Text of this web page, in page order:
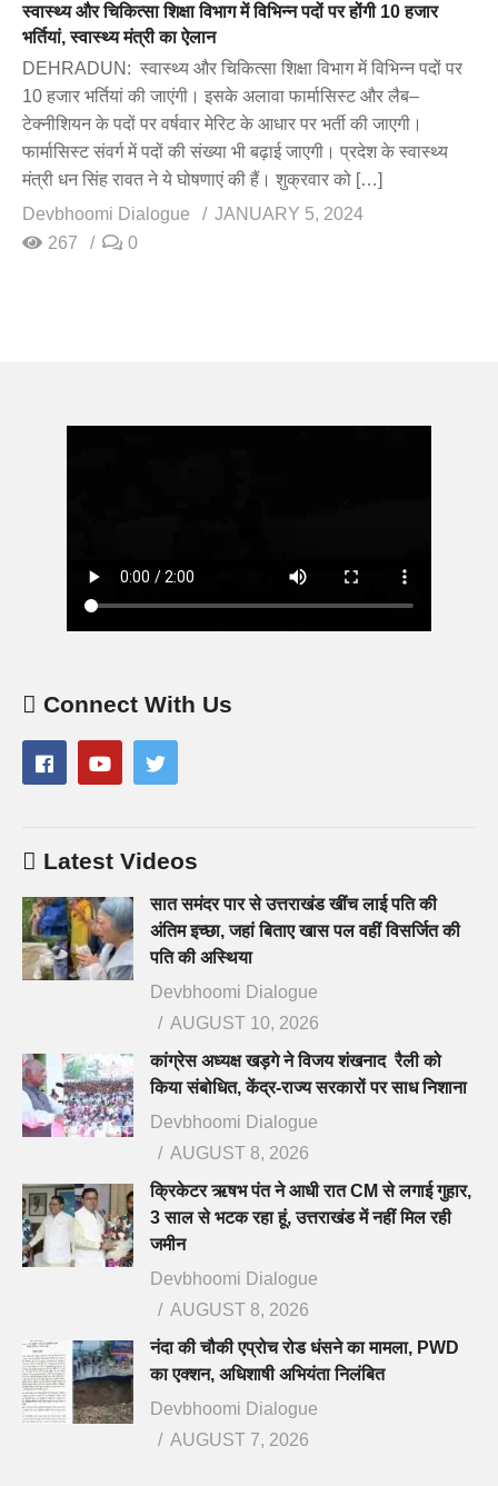
स्वास्थ्य और चिकित्सा शिक्षा विभाग में विभिन्न पदों पर होंगी 10 हजार
भर्तियां, स्वास्थ्य मंत्री का ऐलान
DEHRADUN: स्वास्थ्य और चिकित्सा शिक्षा विभाग में विभिन्न पदों पर
10 हजार भर्तियां की जाएंगी। इसके अलावा फार्मासिस्ट और लैब–
टेक्नीशियन के पदों पर वर्षवार मेरिट के आधार पर भर्ती की जाएगी।
फार्मासिस्ट संवर्ग में पदों की संख्या भी बढ़ाई जाएगी। प्रदेश के स्वास्थ्य
मंत्री धन सिंह रावत ने ये घोषणाएं की हैं। शुक्रवार को […]
Devbhoomi Dialogue
JANUARY 5, 2024
267
0
Connect With Us
Latest Videos
सात समंदर पार से उत्तराखंड खींच लाई पति की
अंतिम इच्छा, जहां बिताए खास पल वहीं विसर्जित की
पति की अस्थिया
Devbhoomi Dialogue
AUGUST 10, 2026
कांग्रेस अध्यक्ष खड़गे ने विजय शंखनाद रैली को
किया संबोधित, केंद्र-राज्य सरकारों पर साध निशाना
Devbhoomi Dialogue
AUGUST 8, 2026
क्रिकेटर ऋषभ पंत ने आधी रात CM से लगाई गुहार,
3 साल से भटक रहा हूं, उत्तराखंड में नहीं मिल रही
जमीन
Devbhoomi Dialogue
AUGUST 8, 2026
नंदा की चौकी एप्रोच रोड धंसने का मामला, PWD
का एक्शन, अधिशाषी अभियंता निलंबित
Devbhoomi Dialogue
AUGUST 7, 2026